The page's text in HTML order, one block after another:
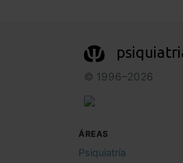
© 1996–2026
ÁREAS
Psiquiatría